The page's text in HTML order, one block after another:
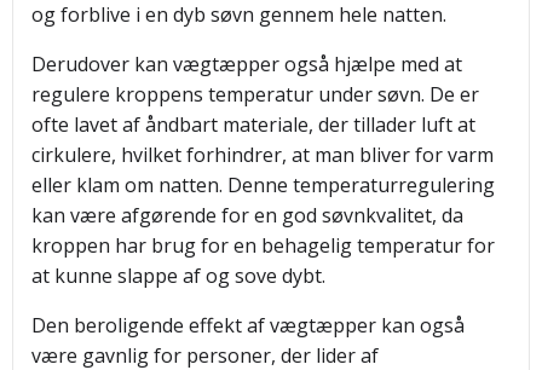
og forblive i en dyb søvn gennem hele natten.
Derudover kan vægtæpper også hjælpe med at
regulere kroppens temperatur under søvn. De er
ofte lavet af åndbart materiale, der tillader luft at
cirkulere, hvilket forhindrer, at man bliver for varm
eller klam om natten. Denne temperaturregulering
kan være afgørende for en god søvnkvalitet, da
kroppen har brug for en behagelig temperatur for
at kunne slappe af og sove dybt.
Den beroligende effekt af vægtæpper kan også
være gavnlig for personer, der lider af